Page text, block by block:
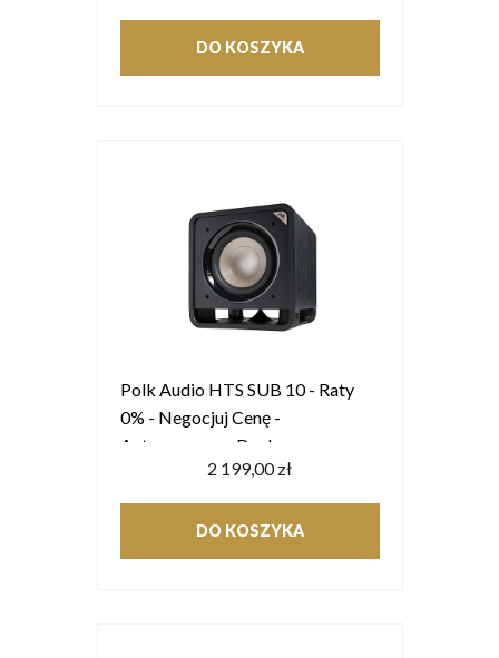
DO KOSZYKA
Polk Audio HTS SUB 10 - Raty
0% - Negocjuj Cenę -
Autoryzowany Dealer
2 199,00 zł
DO KOSZYKA